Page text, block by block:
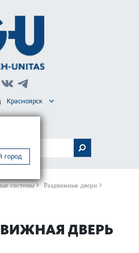
город
Красноярск
сис­темы Раздвижные двери
ДВЕРЬ